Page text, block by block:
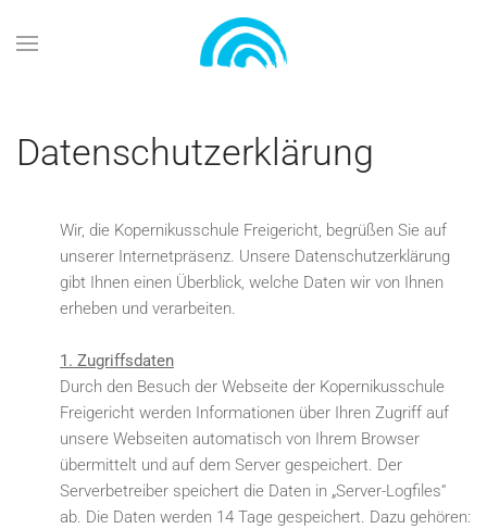
Zum Hauptinhalt springen
Datenschutzerklärung
Wir, die Kopernikusschule Freigericht, begrüßen Sie auf
unserer Internetpräsenz. Unsere Datenschutzerklärung
gibt Ihnen einen Überblick, welche Daten wir von Ihnen
erheben und verarbeiten.
1. Zugriffsdaten
Durch den Besuch der Webseite der Kopernikusschule
Freigericht werden Informationen über Ihren Zugriff auf
unsere Webseiten automatisch von Ihrem Browser
übermittelt und auf dem Server gespeichert. Der
Serverbetreiber speichert die Daten in „Server-Logfiles“
ab. Die Daten werden 14 Tage gespeichert. Dazu gehören: